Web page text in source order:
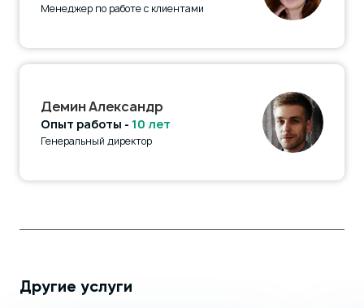
Менеджер по работе с клиентами
Демин Александр
Опыт работы - 10 лет
Генеральный директор
Другие услуги